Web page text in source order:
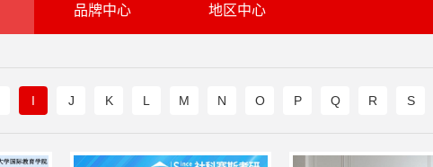
品牌中心 地区中心
I J K L M N O P Q R S